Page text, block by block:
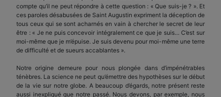
compte qu’il ne peut répondre à cette question : « Que suis-je ? ». Et
ces paroles désabusées de Saint Augustin expriment la déception de
tous ceux qui se sont acharnés en vain à chercher le secret de leur
être : « Je ne puis concevoir intégralement ce que je suis… C’est sur
moi-même que je m’épuise. Je suis devenu pour moi-même une terre
de difficulté et de sueurs accablantes ».
Notre origine demeure pour nous plongée dans d’impénétrables
ténèbres. La science ne peut qu’émettre des hypothèses sur le début
de la vie sur notre globe. A beaucoup d’égards, notre présent reste
aussi inexpliqué que notre passé. Nous devons, par exemple, nous